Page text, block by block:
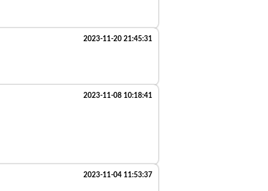
2023-11-20 21:45:31
2023-11-08 10:18:41
2023-11-04 11:53:37